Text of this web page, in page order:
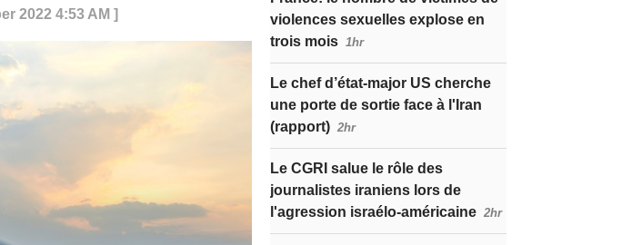
2022 4:53 AM ]
violences sexuelles explose en
trois mois 1hr
Le chef d’état-major US cherche
une porte de sortie face à l'Iran
(rapport) 2hr
Le CGRI salue le rôle des
journalistes iraniens lors de
l'agression israélo-américaine 2hr